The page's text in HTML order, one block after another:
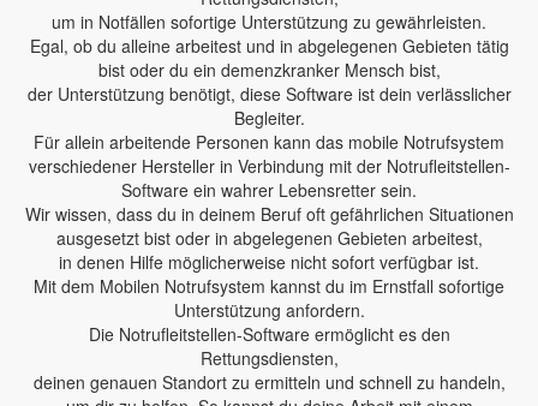
um in Notfällen sofortige Unterstützung zu gewährleisten.
Egal, ob du alleine arbeitest und in abgelegenen Gebieten tätig
bist oder du ein demenzkranker Mensch bist,
der Unterstützung benötigt, diese Software ist dein verlässlicher
Begleiter.
Für allein arbeitende Personen kann das mobile Notrufsystem
verschiedener Hersteller in Verbindung mit der Notrufleitstellen-
Software ein wahrer Lebensretter sein.
Wir wissen, dass du in deinem Beruf oft gefährlichen Situationen
ausgesetzt bist oder in abgelegenen Gebieten arbeitest,
in denen Hilfe möglicherweise nicht sofort verfügbar ist.
Mit dem Mobilen Notrufsystem kannst du im Ernstfall sofortige
Unterstützung anfordern.
Die Notrufleitstellen-Software ermöglicht es den
Rettungsdiensten,
deinen genauen Standort zu ermitteln und schnell zu handeln,